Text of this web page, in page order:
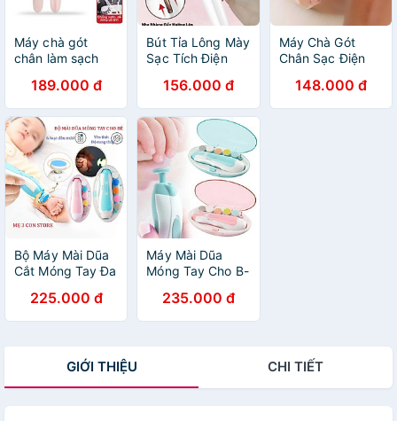
Máy chà gót
chân làm sạch
chà mịn chà
nhám
189.000 đ
Bút Tỉa Lông Mày
Sạc Tích Điện
Cạo Lông Mày
lông mũi, Tiện
Dụng Cho Nữ
156.000 đ
Máy Chà Gót
Chân Sạc Điện
Nay - An Toàn,
Không Đau Rát
148.000 đ
Bộ Máy Mài Dũa
Cắt Móng Tay Đa
Cho Mẹ Và Bé,
Thông Minh Tiện
225.000 đ
Máy Mài Dũa
Móng Tay Cho B-
6 Chức Năng,
Êm Dịu Không
235.000 đ
GIỚI THIỆU CHI TIẾT